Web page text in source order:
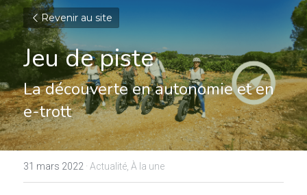
Revenir au site
Jeu de piste
La découverte en autonomie et en
e-trott
31 mars 2022 · Actualité, À la une